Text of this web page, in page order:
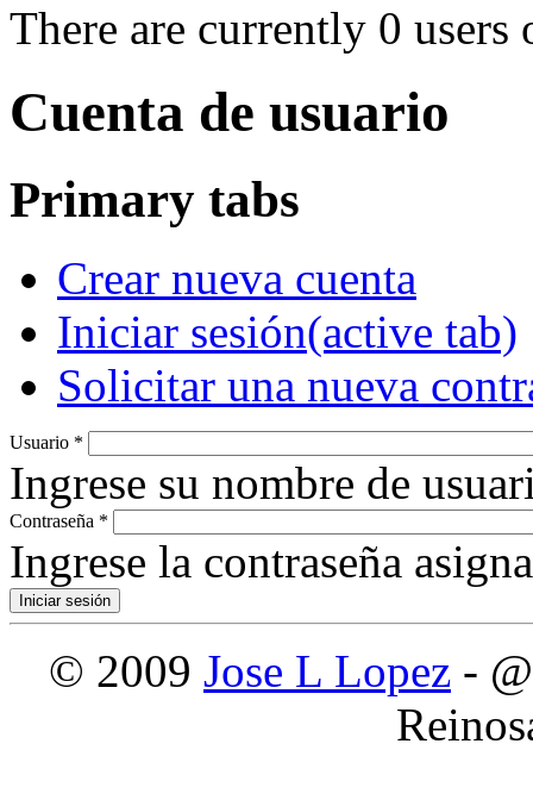
There are currently 0 users
Cuenta de usuario
Primary tabs
Crear nueva cuenta
Iniciar sesión(active tab)
Solicitar una nueva
Usuario *
Ingrese su nombre de
Contraseña *
Ingrese la contraseña
© 2009 Jose L Lopez -